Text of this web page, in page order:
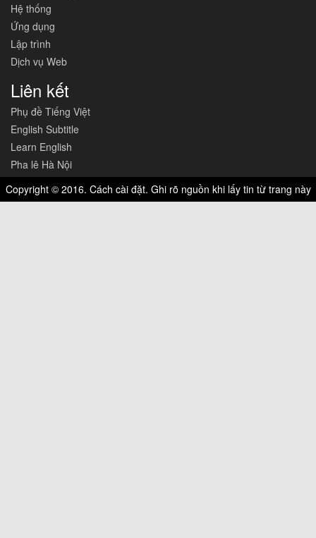
Hệ thống
Ứng dụng
Lập trình
Dịch vụ Web
Liên kết
Phụ đề Tiếng Việt
English Subtitle
Learn English
Pha lê Hà Nội
Copyright © 2016. Cách cài đặt. Ghi rõ nguồn khi lấy tin từ trang này